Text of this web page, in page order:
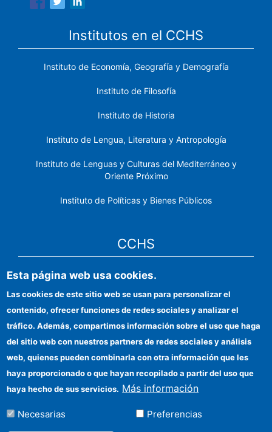
Institutos en el CCHS
Instituto de Economía, Geografía y Demografía
Instituto de Filosofía
Instituto de Historia
Instituto de Lengua, Literatura y Antropología
Instituto de Lenguas y Culturas del Mediterráneo y
Oriente Próximo
Instituto de Políticas y Bienes Públicos
CCHS
Sede electrónica CSIC
Identidad institucional
Información para proveedores
Ayudas FEDER
Organismos financiadores
Contacto
Cómo llegar
Esta página web usa cookies.
Las cookies de este sitio web se usan para personalizar el
contenido, ofrecer funciones de redes sociales y analizar el
tráfico. Además, compartimos información sobre el uso que haga
del sitio web con nuestros partners de redes sociales y análisis
web, quienes pueden combinarla con otra información que les
haya proporcionado o que hayan recopilado a partir del uso que
haya hecho de sus servicios. Más información
Necesarias Preferencias